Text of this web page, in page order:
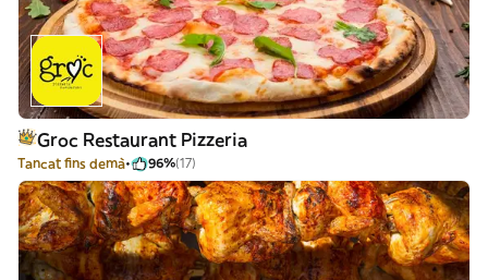
Groc Restaurant Pizzeria
Tancat fins demà 96%(17)